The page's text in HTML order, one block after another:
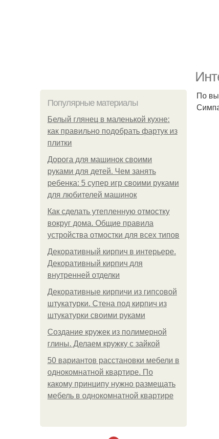
Популярные материалы
Белый глянец в маленькой кухне:
как правильно подобрать фартук из
плитки
Дорога для машинок своими
руками для детей. Чем занять
ребенка: 5 супер игр своими руками
для любителей машинок
Как сделать утепленную отмостку
вокруг дома. Общие правила
устройства отмостки для всех типов
Декоративный кирпич в интерьере.
Декоративный кирпич для
внутренней отделки
Декоративные кирпичи из гипсовой
штукатурки. Стена под кирпич из
штукатурки своими руками
Создание кружек из полимерной
глины. Делаем кружку с зайкой
50 вариантов расстановки мебели в
однокомнатной квартире. По
какому принципу нужно размещать
мебель в однокомнатной квартире
По